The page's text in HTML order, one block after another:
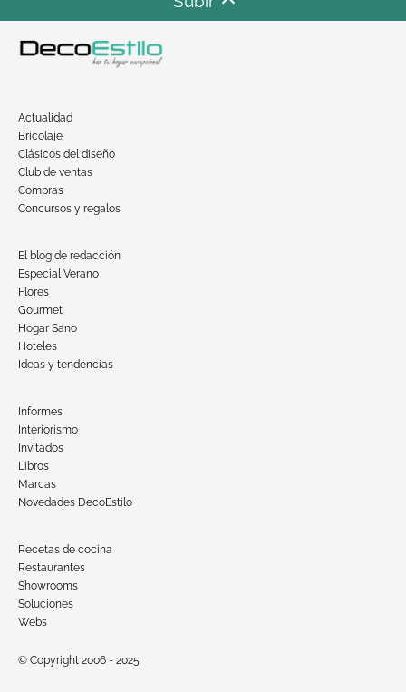
Actualidad
Bricolaje
Clásicos del diseño
Club de ventas
Compras
Concursos y regalos
El blog de redacción
Especial Verano
Flores
Gourmet
Hogar Sano
Hoteles
Ideas y tendencias
Informes
Interiorismo
Invitados
Libros
Marcas
Novedades DecoEstilo
Recetas de cocina
Restaurantes
Showrooms
Soluciones
Webs
© Copyright 2006 - 2025